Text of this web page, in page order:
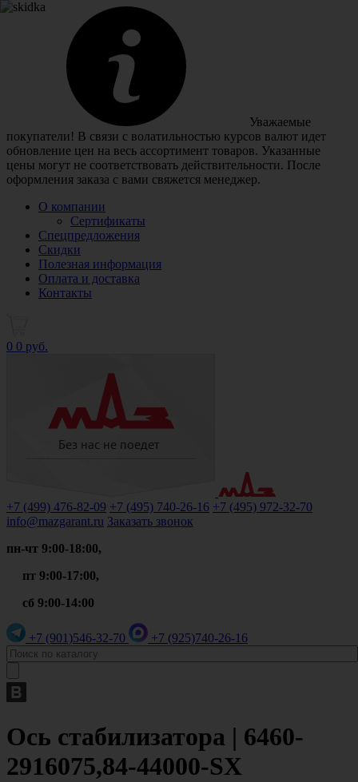
Уважаемые
покупатели! В связи с волатильностью курсов валют идет
обновление цен на весь ассортимент товаров. Указанные
цены могут не соответствовать действительности. После
оформления заказа с вами свяжется менеджер.
О компании
Сертификаты
Спецпредложения
Скидки
Полезная информация
Оплата и доставка
Контакты
0 0 руб.
+7 (499) 476-82-09 +7 (495) 740-26-16 +7 (495) 972-32-70
info@mazgarant.ru Заказать звонок
пн-чт 9:00-18:00,
пт 9:00-17:00,
сб 9:00-14:00
+7 (901)546-32-70 +7 (925)740-26-16
Ось стабилизатора | 6460-
2916075,84-44000-SX